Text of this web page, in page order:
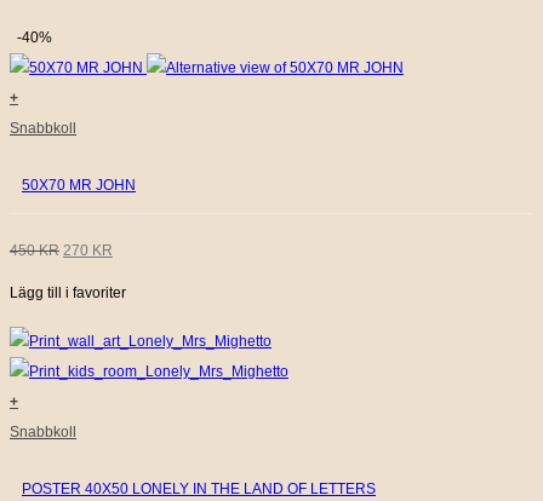
VAR:
450 KR.
ÄR:
-40%
+
Snabbkoll
50X70 MR JOHN
450KR DET
URSPRUNGLIGA
PRISET
VAR:
450 KR.
270 KR
NUVARANDE
PRISET
ÄR:
Lägg till i favoriter
+
Snabbkoll
POSTER 40X50 LONELY IN THE LAND OF LETTERS